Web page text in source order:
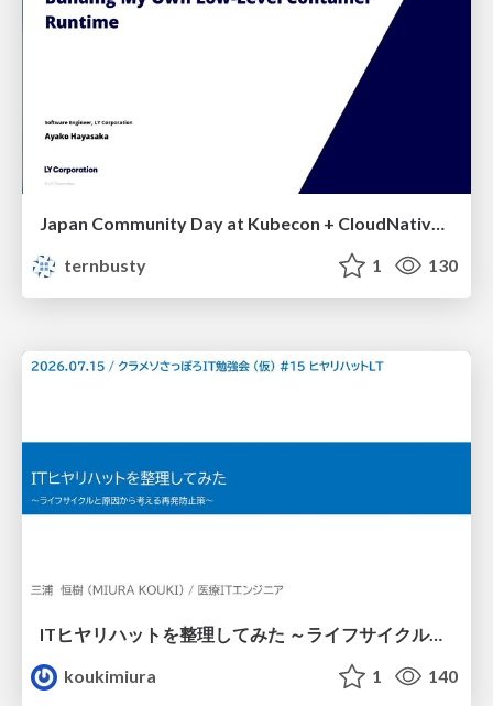
Japan Community Day at Kubecon + CloudNativeCon Japan 2026: Learning Container Privilege Control by Building My Own Low-Level Container Runtime
ternbusty
1 130
ITヒヤリハットを整理してみた ～ライフサイクルと原因から考える再発防止策～
koukimiura
1 140